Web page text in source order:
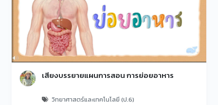
เสียงบรรยายแผนการสอน การย่อยอาหาร
วิทยาศาสตร์และเทคโนโลยี (ป.6)